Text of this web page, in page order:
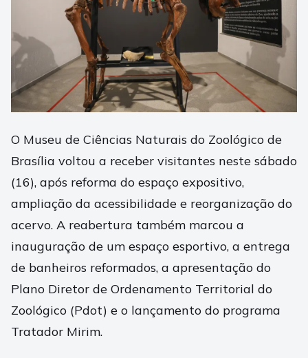
O Museu de Ciências Naturais do Zoológico de
Brasília voltou a receber visitantes neste sábado
(16), após reforma do espaço expositivo,
ampliação da acessibilidade e reorganização do
acervo. A reabertura também marcou a
inauguração de um espaço esportivo, a entrega
de banheiros reformados, a apresentação do
Plano Diretor de Ordenamento Territorial do
Zoológico (Pdot) e o lançamento do programa
Tratador Mirim.